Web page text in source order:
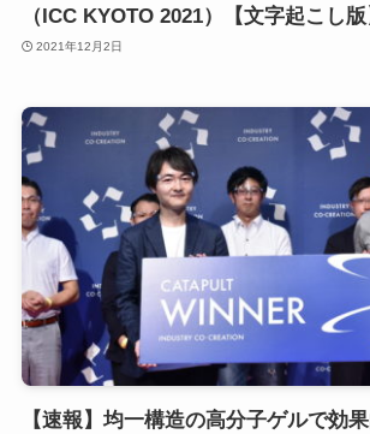
（ICC KYOTO 2021）【文字起こし版
2021年12月2日
【速報】均一構造の高分子ゲルで効